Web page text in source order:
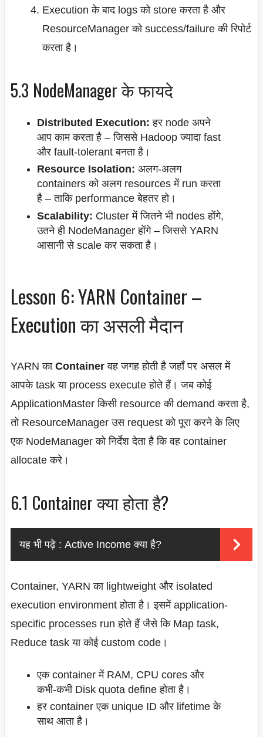
Execution के बाद logs को store करता है और
ResourceManager को success/failure की रिपोर्ट
करता है।
5.3 NodeManager के फायदे
Distributed Execution: हर node अपने
आप काम करता है – जिससे Hadoop ज्यादा fast
और fault-tolerant बनता है।
Resource Isolation: अलग-अलग
containers को अलग resources में run करता
है – ताकि performance बेहतर हो।
Scalability: Cluster में जितने भी nodes होंगे,
उतने ही NodeManager होंगे – जिससे YARN
आसानी से scale कर सकता है।
Lesson 6: YARN Container –
Execution का असली मैदान
YARN का Containerवह जगह होती है जहाँ पर असल में
आपके task या process execute होते हैं। जब कोई
ApplicationMaster किसी resource की demand करता है,
तो ResourceManager उस request को पूरा करने के लिए
एक NodeManager को निर्देश देता है कि वह container
allocate करे।
6.1 Container क्या होता है?
यह भी पढ़े : Active Income क्या है?
Container, YARN का lightweight और isolated
execution environment होता है। इसमें application-
specific processes run होते हैं जैसे कि Map task,
Reduce task या कोई custom code।
एक container में RAM, CPU cores और
कभी-कभी Disk quota define होता है।
हर container एक unique ID और lifetime के
साथ आता है।